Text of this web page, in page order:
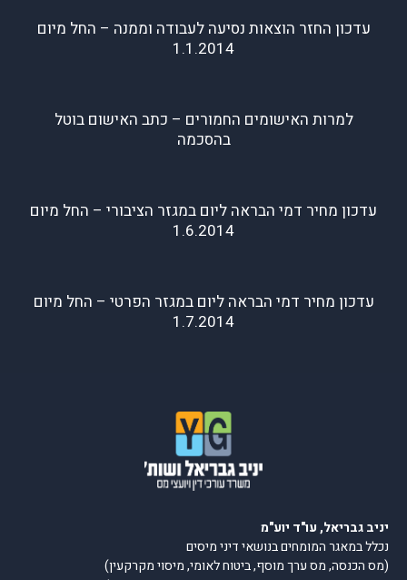
עדכון החזר הוצאות נסיעה לעבודה וממנה – החל מיום
1.1.2014
למרות האישומים החמורים – כתב האישום בוטל
בהסכמה
עדכון מחיר דמי הבראה ליום במגזר הציבורי – החל מיום
1.6.2014
עדכון מחיר דמי הבראה ליום במגזר הפרטי – החל מיום
1.7.2014
יניב גבריאל, עו"ד יוע"מ
נכלל במאגר המומחים בנושאי דיני מיסים
(מס הכנסה, מס ערך מוסף, ביטוח לאומי, מיסוי מקרקעין)